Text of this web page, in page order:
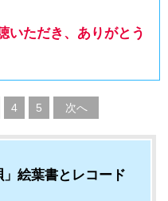
いただき、ありがとう
4 5 次へ
絵葉書とレコード